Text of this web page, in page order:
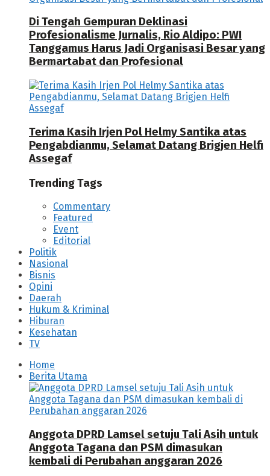
Di Tengah Gempuran Deklinasi
Profesionalisme Jurnalis, Rio Aldipo: PWI
Tanggamus Harus Jadi Organisasi Besar yang
Bermartabat dan Profesional
Terima Kasih Irjen Pol Helmy Santika atas
Pengabdianmu, Selamat Datang Brigjen Helfi
Assegaf
Trending Tags
Commentary
Featured
Event
Editorial
Politik
Nasional
Bisnis
Opini
Daerah
Hukum & Kriminal
Hiburan
Kesehatan
TV
Home
Berita Utama
Anggota DPRD Lamsel setuju Tali Asih untuk
Anggota Tagana dan PSM dimasukan
kembali di Perubahan anggaran 2026